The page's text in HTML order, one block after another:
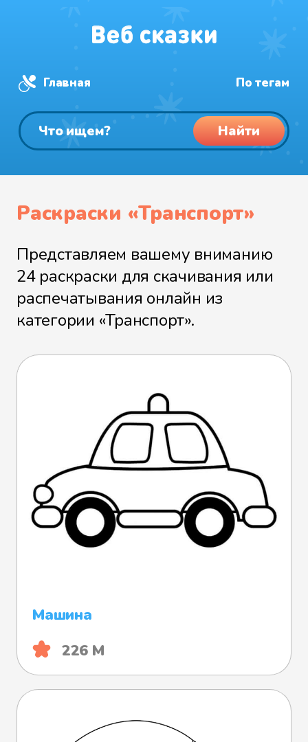
Главная По тегам
Найти
Раскраски «Транспорт»
Представляем вашему вниманию
24 раскраски для скачивания или
распечатывания онлайн из
категории «Транспорт».
Машина
226 М